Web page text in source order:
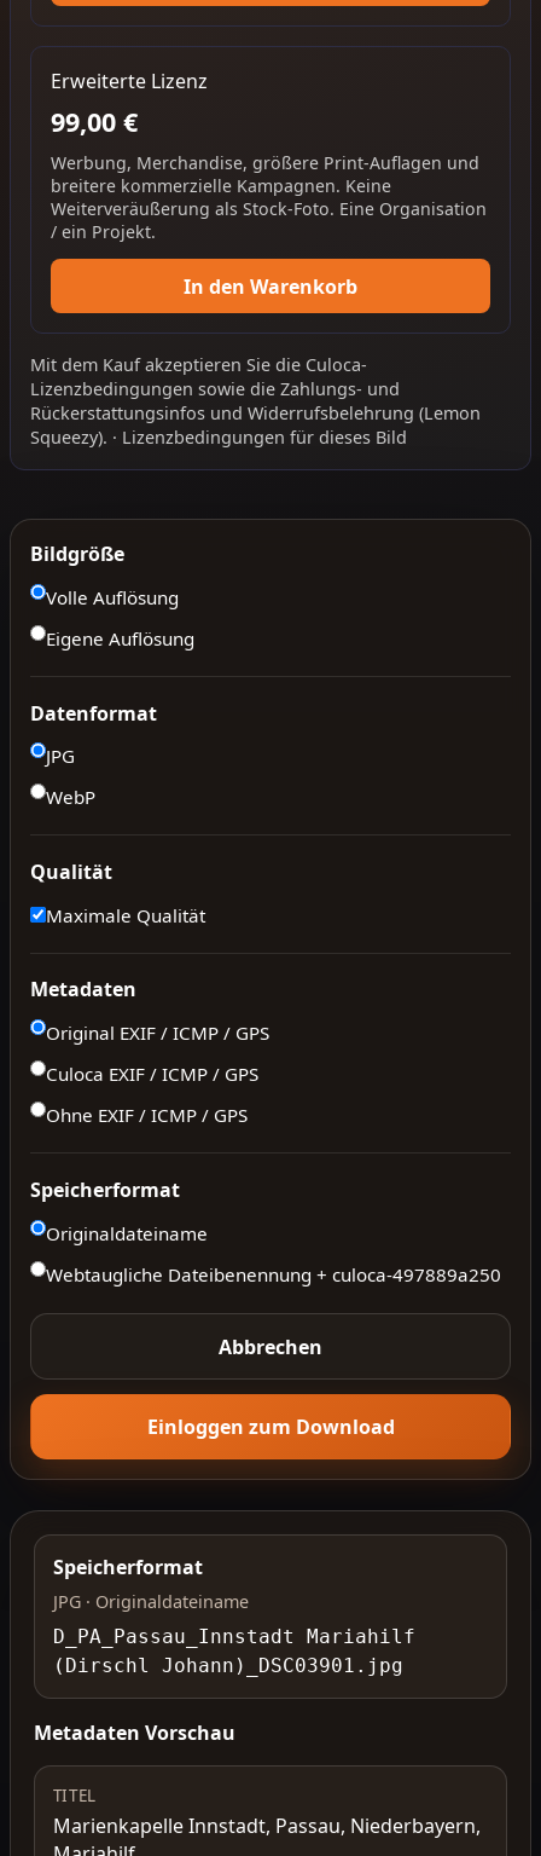
Erweiterte Lizenz
99,00 €
Werbung, Merchandise, größere Print-Auflagen und
breitere kommerzielle Kampagnen. Keine
Weiterveräußerung als Stock-Foto. Eine Organisation
/ ein Projekt.
In den Warenkorb
Mit dem Kauf akzeptieren Sie die Culoca-
Lizenzbedingungen sowie die Zahlungs- und
Rückerstattungsinfos und Widerrufsbelehrung (Lemon
Squeezy). · Lizenzbedingungen für dieses Bild
Bildgröße
Volle Auflösung
Eigene Auflösung
Datenformat
JPG
WebP
Qualität
Maximale Qualität
Metadaten
Original EXIF / ICMP / GPS
Culoca EXIF / ICMP / GPS
Ohne EXIF / ICMP / GPS
Speicherformat
Originaldateiname
Webtaugliche Dateibenennung + culoca-497889a250
Abbrechen
Einloggen zum Download
Speicherformat
JPG · Originaldateiname
D_PA_Passau_Innstadt Mariahilf
(Dirschl Johann)_DSC03901.jpg
Metadaten Vorschau
TITEL
Marienkapelle Innstadt, Passau, Niederbayern,